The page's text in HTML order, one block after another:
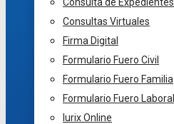
Consultas Virtuales
Firma Digital
Formulario Fuero Civil
Formulario Fuero Familia
Formulario Fuero Laboral
Iurix Online